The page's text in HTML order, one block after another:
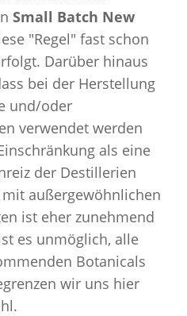
Small Batch New
"Regel" fast schon
Darüber hinaus
bei der Herstellung
und/oder
verwendet werden
als eine
der Destillerien
außergewöhnlichen
ist eher zunehmend
es unmöglich, alle
Botanicals
wir uns hier